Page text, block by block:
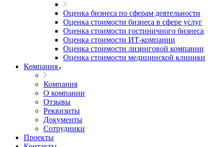
Оценка бизнеса по сферам деятельности
Оценка стоимости бизнеса в сфере услуг
Оценка стоимости гостиничного бизнеса
Оценка стоимости ИТ-компании
Оценка стоимости лизинговой компании
Оценка стоимости медицинской клиники
Компания
Компания
О компании
Отзывы
Реквизиты
Документы
Сотрудники
Проекты